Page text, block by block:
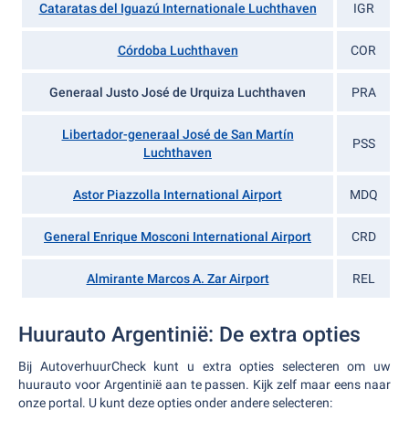
Cataratas del Iguazú Internationale Luchthaven IGR
Córdoba Luchthaven COR
Generaal Justo José de Urquiza Luchthaven PRA
Libertador-generaal José de San Martín
Luchthaven
PSS
Astor Piazzolla International Airport MDQ
General Enrique Mosconi International Airport CRD
Almirante Marcos A. Zar Airport REL
Huurauto Argentinië: De extra opties
Bij AutoverhuurCheck kunt u extra opties selecteren om uw
huurauto voor Argentinië aan te passen. Kijk zelf maar eens naar
onze portal. U kunt deze opties onder andere selecteren: